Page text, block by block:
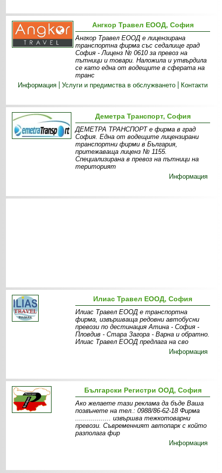
Ангкор Травел ЕООД, София
Ангкор Травел ЕООД е лицензирана
транспортна фирма със седалище град
София - Лиценз № 0610 за превоз на
пътници и товари. Наложила и утвърдила
се като една от водещите в сферата на
транс
Информация
Услуги и предимства в обслужването Контакти
Деметра Транспорт, София
ДЕМЕТРА ТРАНСПОРТ е фирма в град
София. Една от водещите лицензирани
транспортни фирми в България,
притежаваща лиценз № 1155.
Специализирана в превоз на пътници на
територият
Информация
Илиас Травел ЕООД, София
Илиас Травел ЕООД е транспортна
фирма, извършваща редовни автобусни
превози по дестинация Атина - София -
Пловдив - Стара Загора - Варна и обратно.
Илиас Травел ЕООД предлага на сво
Информация
Български Регистри ООД, София
Ако желаете тази реклама да бъде Ваша
позвънете на тел.: 0988/86-62-18 Фирма
.................. извършва тежкотоварни
превози. Съвременният автопарк с който
разполага фир
Информация